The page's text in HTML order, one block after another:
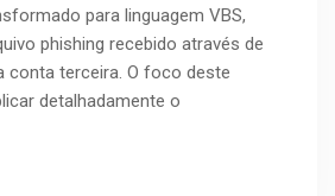
para linguagem VBS,
phishing recebido através de
conta terceira. O foco deste
detalhadamente o